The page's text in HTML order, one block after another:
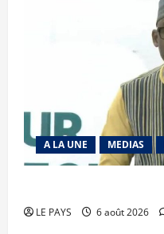
A LA UNE MEDIAS
LE PAYS 6 août 2026